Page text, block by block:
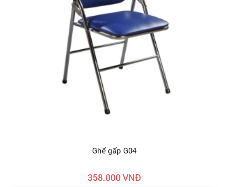
Ghế gấp G04
358.000 VNĐ